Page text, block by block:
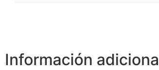
Información